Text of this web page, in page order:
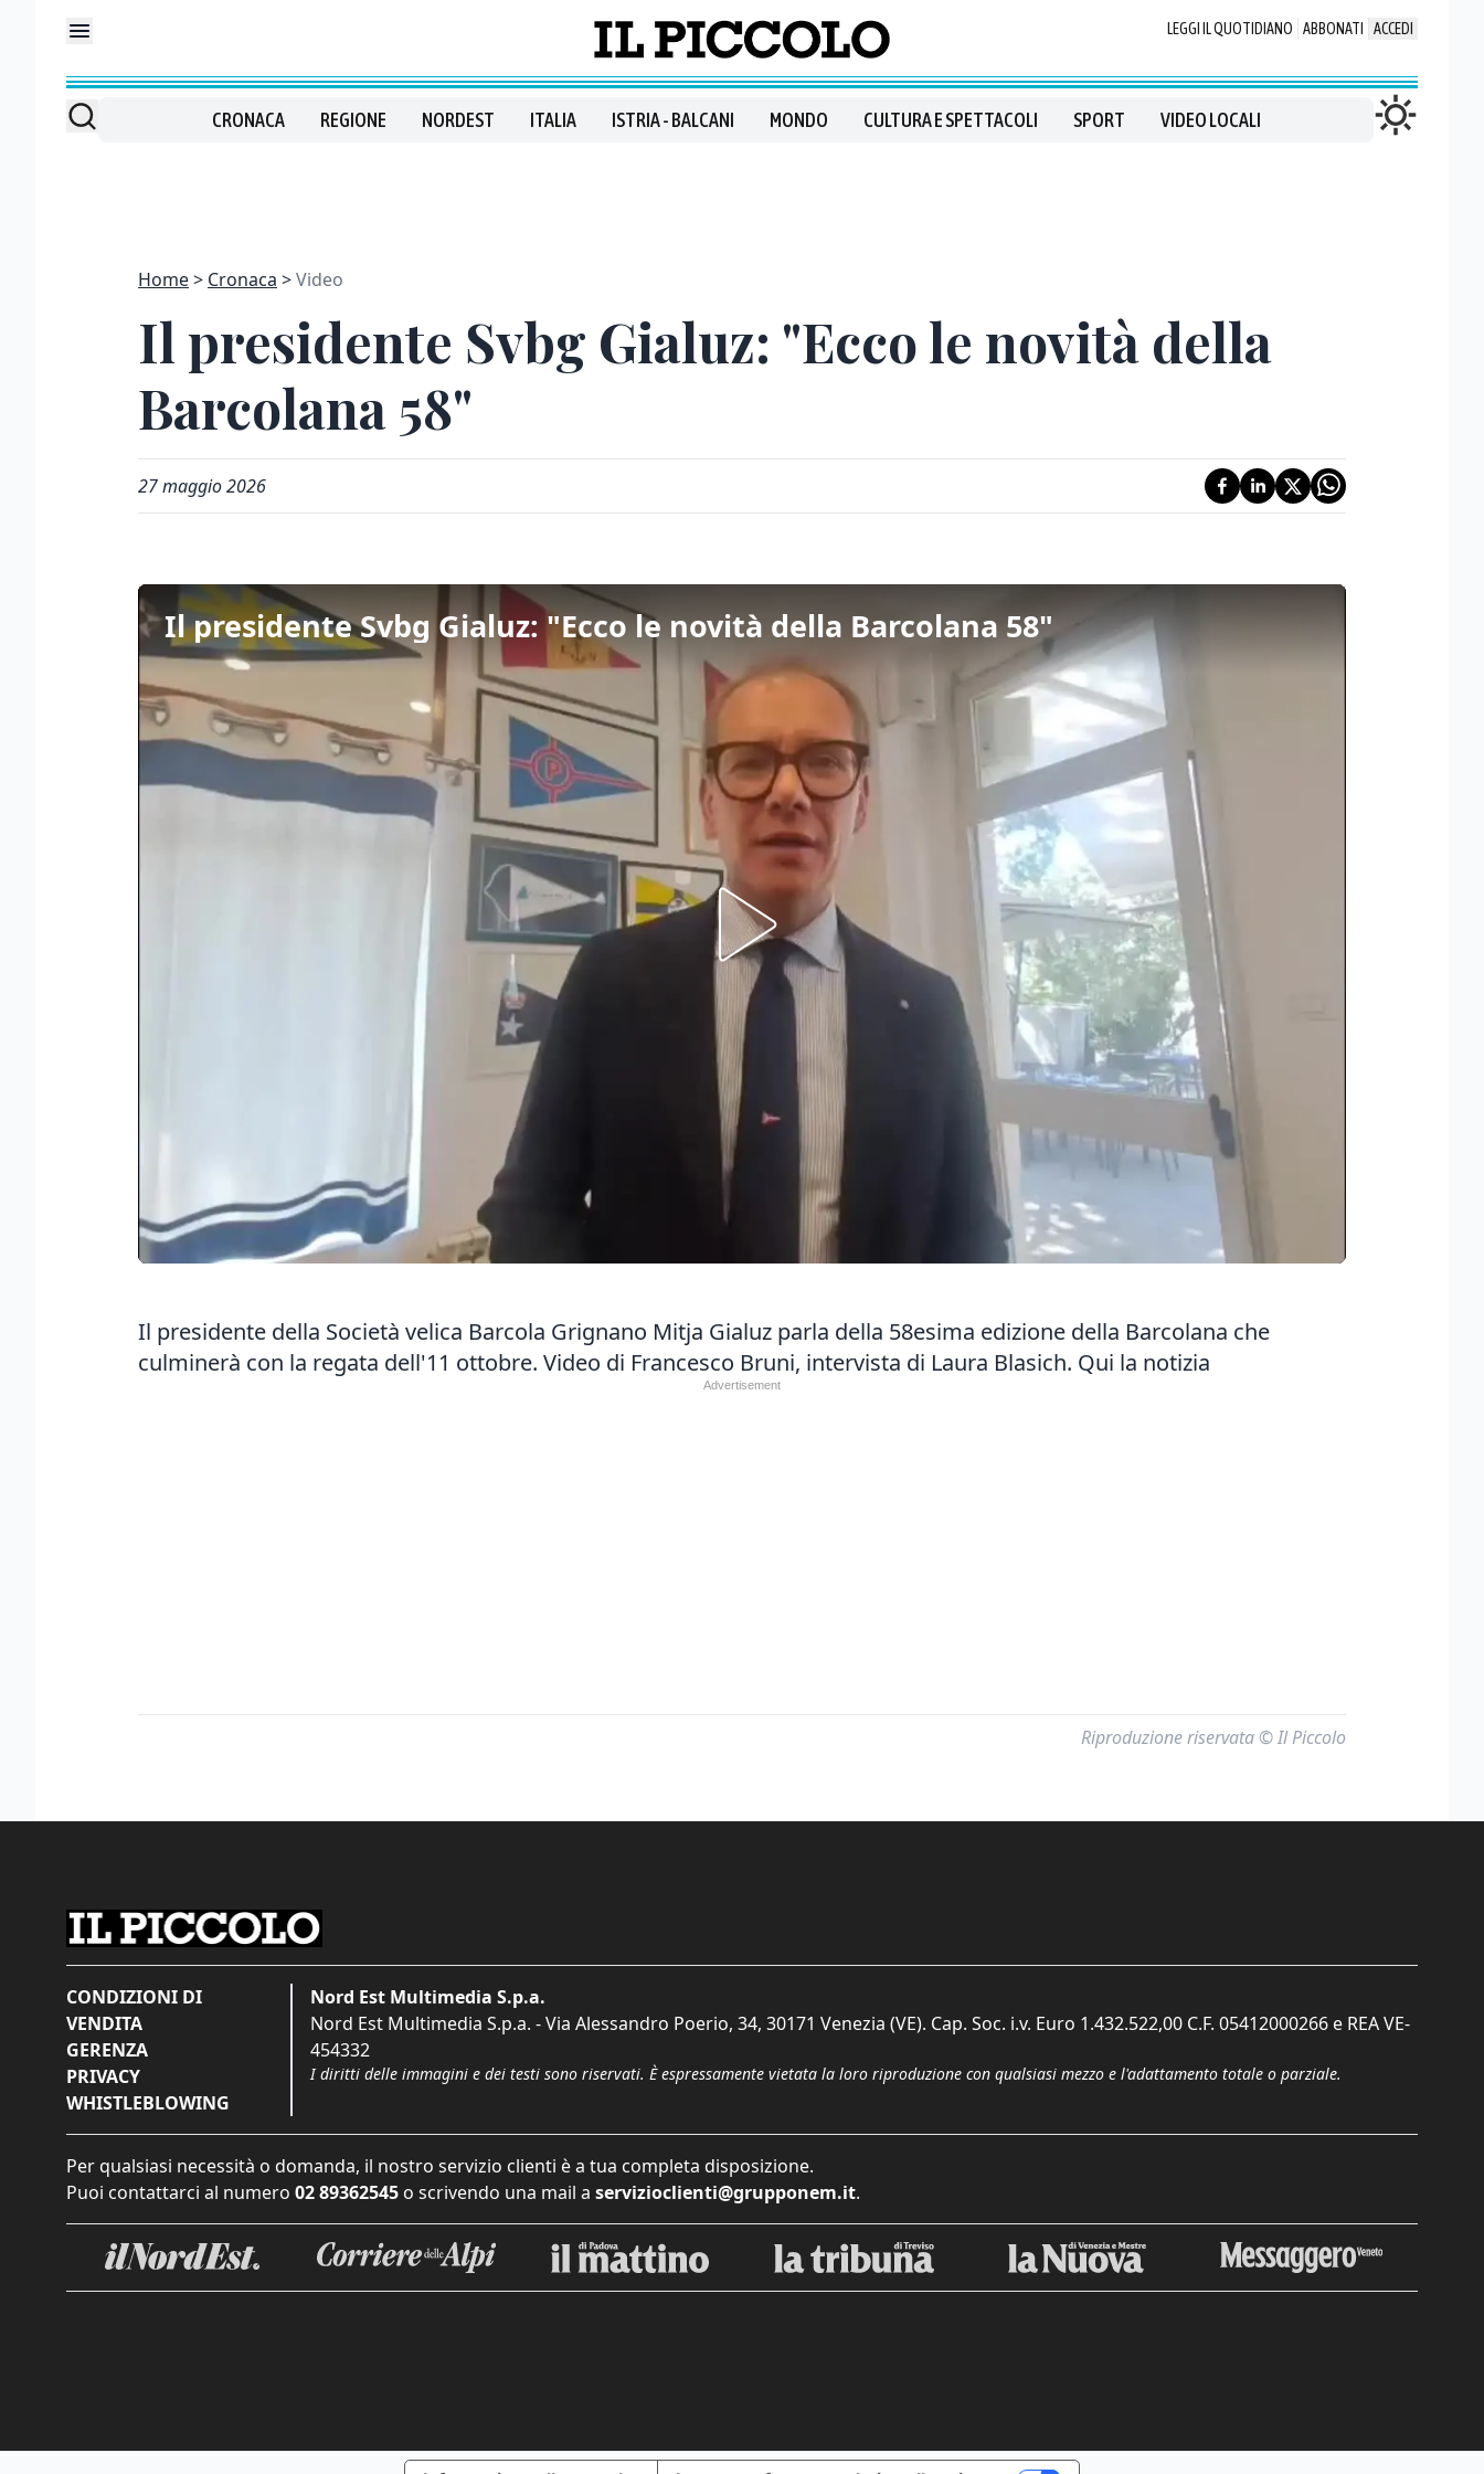
LEGGI IL QUOTIDIANO ABBONATI ACCEDI
CRONACA REGIONE NORDEST ITALIA ISTRIA - BALCANI MONDO CULTURA E SPETTACOLI SPORT VIDEO LOCALI
Home Cronaca Video
Il presidente Svbg Gialuz: "Ecco le novità della
Barcolana 58"
27 maggio 2026
Il presidente Svbg Gialuz: "Ecco le novità della Barcolana 58"
Il presidente della Società velica Barcola Grignano Mitja Gialuz parla della 58esima edizione della Barcolana che
culminerà con la regata dell'11 ottobre. Video di Francesco Bruni, intervista di Laura Blasich. Qui la notizia
Riproduzione riservata © Il Piccolo
CONDIZIONI DI
VENDITA
GERENZA
PRIVACY
WHISTLEBLOWING
Nord Est Multimedia S.p.a.
Nord Est Multimedia S.p.a. - Via Alessandro Poerio, 34, 30171 Venezia (VE). Cap. Soc. i.v. Euro 1.432.522,00 C.F. 05412000266 e REA VE-
454332
I diritti delle immagini e dei testi sono riservati. È espressamente vietata la loro riproduzione con qualsiasi mezzo e l'adattamento totale o parziale.
Per qualsiasi necessità o domanda, il nostro servizio clienti è a tua completa disposizione.
Puoi contattarci al numero 02 89362545 o scrivendo una mail a servizioclienti@grupponem.it.